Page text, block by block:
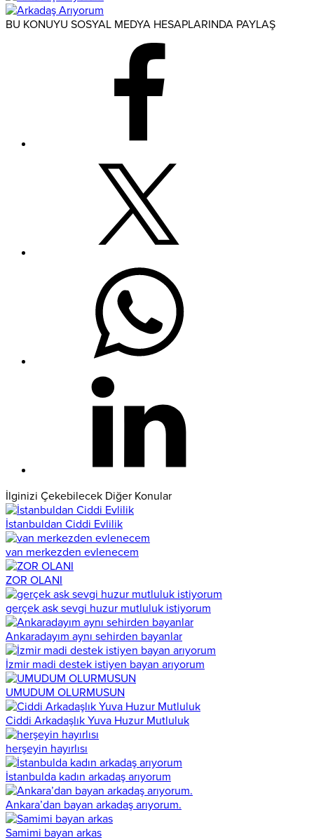
BU KONUYU SOSYAL MEDYA HESAPLARINDA PAYLAŞ
İlginizi Çekebilecek Diğer Konular
İstanbuldan Ciddi Evlilik
van merkezden evlenecem
ZOR OLANI
gerçek ask sevgi huzur mutluluk istiyorum
Ankaradayım aynı sehirden bayanlar
İzmir madi destek istiyen bayan arıyorum
UMUDUM OLURMUSUN
Ciddi Arkadaşlık Yuva Huzur Mutluluk
herşeyin hayırlısı
İstanbulda kadın arkadaş arıyorum
Ankara’dan bayan arkadaş arıyorum.
Samimi bayan arkas